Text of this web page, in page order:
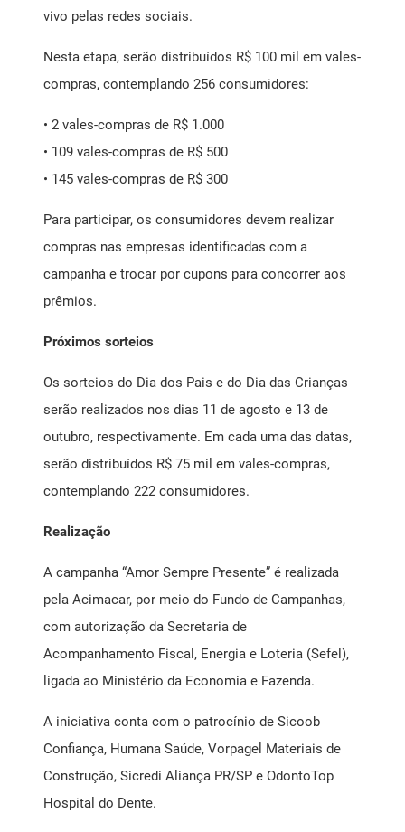
vivo pelas redes sociais.
Nesta etapa, serão distribuídos R$ 100 mil em vales-
compras, contemplando 256 consumidores:
• 2 vales-compras de R$ 1.000
• 109 vales-compras de R$ 500
• 145 vales-compras de R$ 300
Para participar, os consumidores devem realizar
compras nas empresas identificadas com a
campanha e trocar por cupons para concorrer aos
prêmios.
Próximos sorteios
Os sorteios do Dia dos Pais e do Dia das Crianças
serão realizados nos dias 11 de agosto e 13 de
outubro, respectivamente. Em cada uma das datas,
serão distribuídos R$ 75 mil em vales-compras,
contemplando 222 consumidores.
Realização
A campanha “Amor Sempre Presente” é realizada
pela Acimacar, por meio do Fundo de Campanhas,
com autorização da Secretaria de
Acompanhamento Fiscal, Energia e Loteria (Sefel),
ligada ao Ministério da Economia e Fazenda.
A iniciativa conta com o patrocínio de Sicoob
Confiança, Humana Saúde, Vorpagel Materiais de
Construção, Sicredi Aliança PR/SP e OdontoTop
Hospital do Dente.